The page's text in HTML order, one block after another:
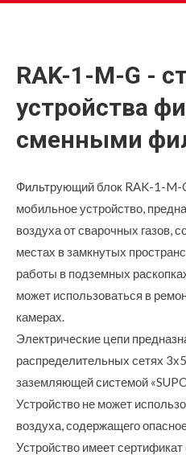
RAK-1-M-G -
устройства
сменными
Фильтрующий блок RAK-1-M-
мобильное устройство,
воздуха от сварочных газов,
местах в замкнутых
работы в подземных
может использоваться в
камерах.
Электрические цепи
распределительных сетях
заземляющей системой
Устройство не может
воздуха, содержащего
Устройство имеет